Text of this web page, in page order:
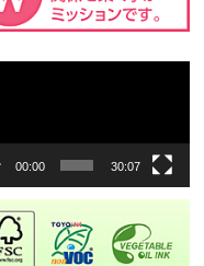
00:00 30:07